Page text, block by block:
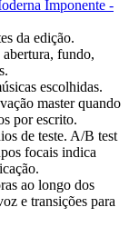
Imponente -
da edição.
fundo,
escolhidas.
master quando
por escrito.
de teste. A/B test
focais indica
ao longo dos
e transições para